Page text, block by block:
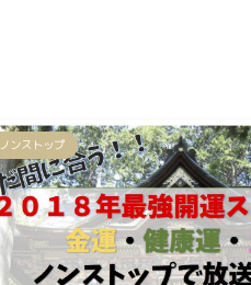
ノンストップ